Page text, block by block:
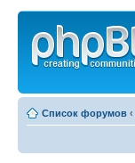
Список форумов ‹